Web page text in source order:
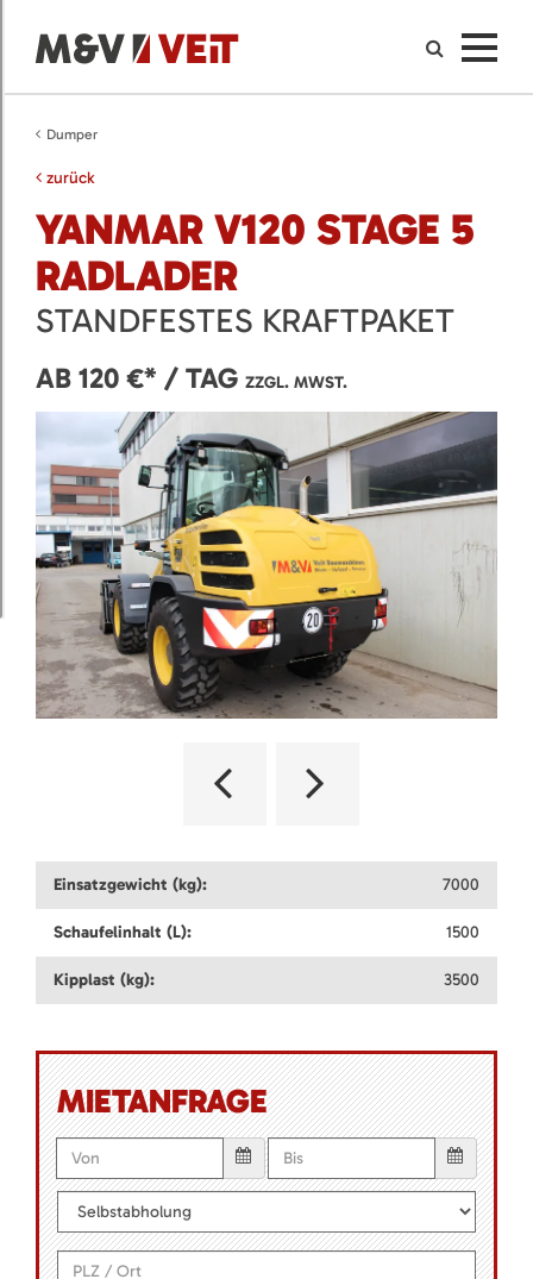
Dumper
zurück
YANMAR V120 STAGE 5
RADLADER
STANDFESTES KRAFTPAKET
AB 120 €* / TAG ZZGL. MWST.
Einsatzgewicht (kg): 7000
Schaufelinhalt (L): 1500
Kipplast (kg): 3500
MIETANFRAGE